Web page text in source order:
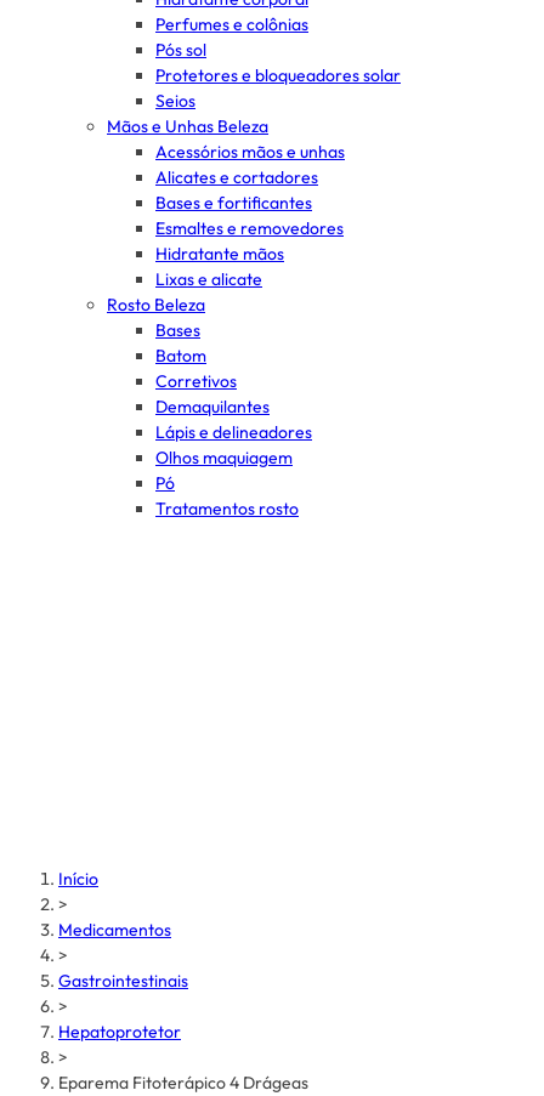
Perfumes e colônias
Pós sol
Protetores e bloqueadores solar
Seios
Mãos e Unhas Beleza
Acessórios mãos e unhas
Alicates e cortadores
Bases e fortificantes
Esmaltes e removedores
Hidratante mãos
Lixas e alicate
Rosto Beleza
Bases
Batom
Corretivos
Demaquilantes
Lápis e delineadores
Olhos maquiagem
Pó
Tratamentos rosto
Início
>
Medicamentos
>
Gastrointestinais
>
Hepatoprotetor
>
Eparema Fitoterápico 4 Drágeas